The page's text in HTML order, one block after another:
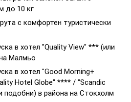
до 10 кг
с комфортен туристически
в хотел "Quality View" *** (или
Малмьо
в хотел "Good Morning+
Hotel Globe" **** / "Scandic
подобни) в района на Стокхолм